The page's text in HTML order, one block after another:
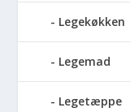
Legekøkken
Legemad
Legetæppe